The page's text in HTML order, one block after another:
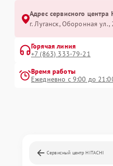
Адрес сервисного центра
г. Луганск, Оборонная ул.,
Горячая линия
+7 (863) 333-79-21
Время работы
Ежедневно с 9:00 до
Сервисный центр HITACHI